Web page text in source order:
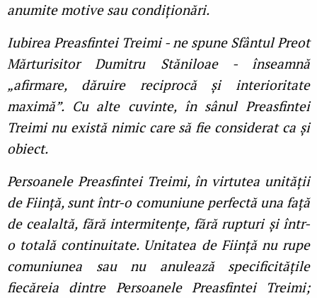
anumite motive sau condiționări.
Iubirea Preasfintei Treimi - ne spune Sfântul Preot
Mărturisitor Dumitru Stăniloae - înseamnă
„afirmare, dăruire reciprocă și interioritate
maximă”. Cu alte cuvinte, în sânul Preasfintei
Treimi nu există nimic care să fie considerat ca și
obiect.
Persoanele Preasfintei Treimi, în virtutea unității
de Ființă, sunt într-o comuniune perfectă una față
de cealaltă, fără intermitențe, fără rupturi și într-
o totală continuitate. Unitatea de Ființă nu rupe
comuniunea sau nu anulează specificitățile
fiecăreia dintre Persoanele Preasfintei Treimi;